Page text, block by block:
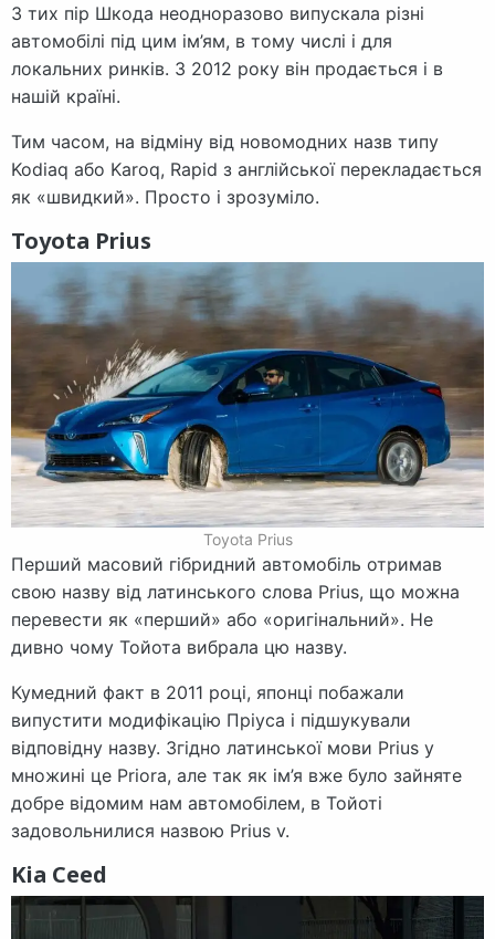
З тих пір Шкода неодноразово випускала різні
автомобілі під цим ім’ям, в тому числі і для
локальних ринків. З 2012 року він продається і в
нашій країні.
Тим часом, на відміну від новомодних назв типу
Kodiaq або Karoq, Rapid з англійської перекладається
як «швидкий». Просто і зрозуміло.
Toyota Prius
Toyota Prius
Перший масовий гібридний автомобіль отримав
свою назву від латинського слова Prius, що можна
перевести як «перший» або «оригінальний». Не
дивно чому Тойота вибрала цю назву.
Кумедний факт в 2011 році, японці побажали
випустити модифікацію Пріуса і підшукували
відповідну назву. Згідно латинської мови Prius у
множині це Priora, але так як ім’я вже було зайняте
добре відомим нам автомобілем, в Тойоті
задовольнилися назвою Prius v.
Kia Ceed